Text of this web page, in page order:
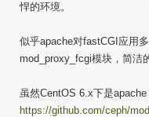
悍的环境。
似乎apache对fastCGI应用
mod_proxy_fcgi模块，简洁
虽然CentOS 6.x下是
https://github.com/ceph/